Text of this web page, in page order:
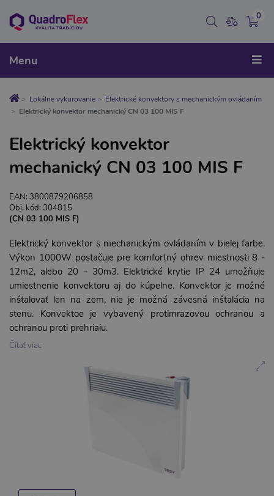
Menu
0
Lokálne vykurovanie
Elektrické konvektory s mechanickým ovládaním
Elektrický konvektor mechanický CN 03 100 MIS F
Elektrický konvektor
mechanický CN 03 100 MIS F
EAN: 3800879206858
Obj. kód: 304815
(CN 03 100 MIS F)
Elektrický konvektor s mechanickým ovládaním v bielej farbe.
Výkon 1000W postačuje pre komfortný ohrev miestnosti 8 -
12m2, alebo 20 - 30m3. Elektrické krytie IP 24 umožňuje
umiestnenie konvektoru aj do kúpelne. Konvektor je možné
inštalovať len na zem, nie je možná závesná inštalácia na
stenu. Konvektoe je vybavený protimrazovou ochranou a
ochranou proti prehriaiu.
Čítať viac